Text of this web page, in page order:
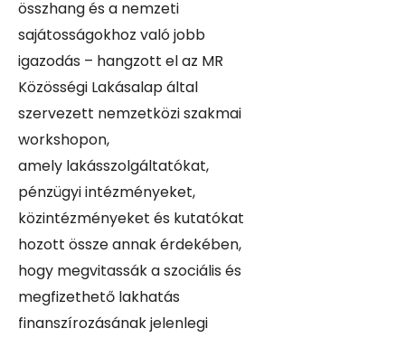
összhang és a nemzeti
sajátosságokhoz való jobb
igazodás – hangzott el az MR
Közösségi Lakásalap által
szervezett nemzetközi szakmai
workshopon,
amely lakásszolgáltatókat,
pénzügyi intézményeket,
közintézményeket és kutatókat
hozott össze annak érdekében,
hogy megvitassák a szociális és
megfizethető lakhatás
finanszírozásának jelenlegi